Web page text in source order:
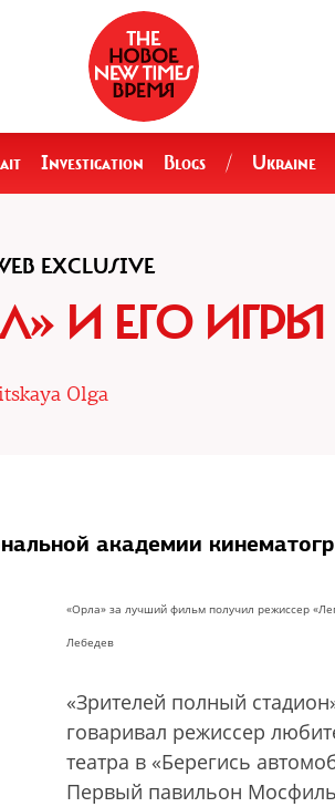
Investigation Blogs / Ukraine
EXCLUSIVE
И ЕГО ИГРЫ
Olga
академии
«Орла» за лучший фильм получил режиссер
Лебедев
«Зрителей полный
говаривал режиссер
театра в «Берегись
Первый павильон